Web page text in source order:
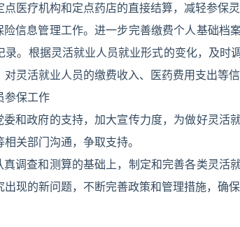
医疗机构和定点药店的直接结算，减轻参保
信息管理工作。进一步完善缴费个人基础档
。根据灵活就业人员就业形式的变化，及时
灵活就业人员的缴费收入、医药费用支出等
参保工作
和政府的支持，加大宣传力度，为做好灵活
关部门沟通，争取支持。
调查和测算的基础上，制定和完善各类灵活
现的新问题，不断完善政策和管理措施，确保